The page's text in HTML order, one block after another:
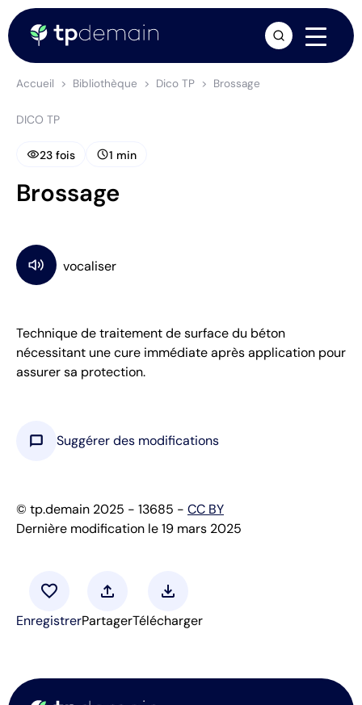
Accueil Bibliothèque Dico TP Brossage
DICO TP
visibility23 fois schedule1 min
Brossage
Technique de traitement de surface du béton
nécessitant une cure immédiate après application pour
assurer sa protection.
chat_bubble Suggérer des modifications
© tp.demain 2025 - 13685 - CC BY
Dernière modification le 19 mars 2025
favorite
Enregistrer
upload
Partager
download
Télécharger
arrow_forward